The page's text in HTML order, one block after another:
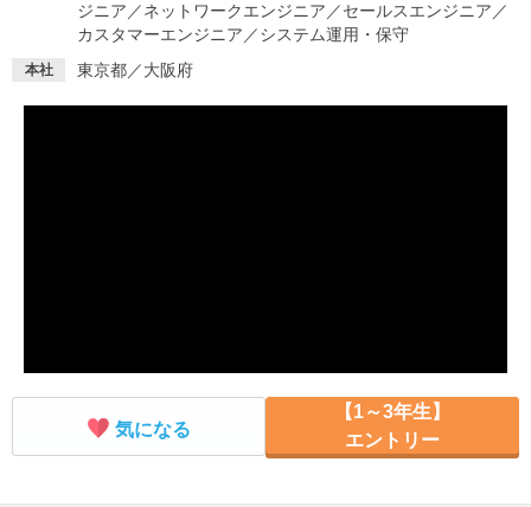
イベントを探す
就活時事ニュースを更新 不明点があればこちら
ジニア ／ネットワークエンジニア ／セールスエンジニア ／
カスタマーエンジニア ／システム運用・保守
本社 東京都／大阪府
気になる
【1～3年生】
エントリー